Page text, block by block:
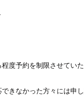
度予約を制限させていた
きなかった方々には申